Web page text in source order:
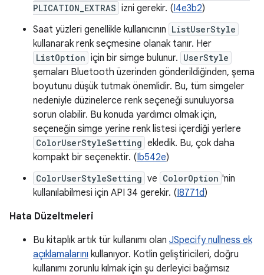
PLICATION_EXTRAS izni gerekir. (I4e3b2)
Saat yüzleri genellikle kullanıcının ListUserStyle
kullanarak renk seçmesine olanak tanır. Her
ListOption için bir simge bulunur. UserStyle
şemaları Bluetooth üzerinden gönderildiğinden, şema
boyutunu düşük tutmak önemlidir. Bu, tüm simgeler
nedeniyle düzinelerce renk seçeneği sunuluyorsa
sorun olabilir. Bu konuda yardımcı olmak için,
seçeneğin simge yerine renk listesi içerdiği yerlere
ColorUserStyleSetting ekledik. Bu, çok daha
kompakt bir seçenektir. (Ib542e)
ColorUserStyleSetting ve ColorOption 'nin
kullanılabilmesi için API 34 gerekir. (I8771d)
Hata Düzeltmeleri
Bu kitaplık artık tür kullanımı olan JSpecify nullness ek
açıklamalarını kullanıyor. Kotlin geliştiricileri, doğru
kullanımı zorunlu kılmak için şu derleyici bağımsız